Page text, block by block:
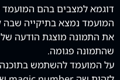
דוגמא למצבים בהם המועמד
המועמד נמצא בתיקייה
את התמונה מוצגת הודעה
שהתמונה פגומה.